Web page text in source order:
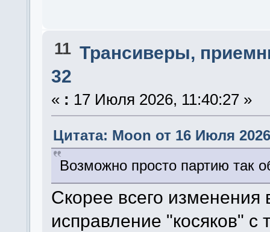
11 Трансиверы,
32
« : 17 Июля 2026, 11:40:27 »
Цитата: Moon от 16 Июля
Возможно просто партию так
Скорее всего
исправление "косяков"